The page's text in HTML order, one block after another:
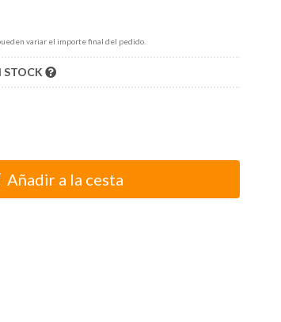
variar el importe final del pedido.
STOCK
Añadir a la cesta